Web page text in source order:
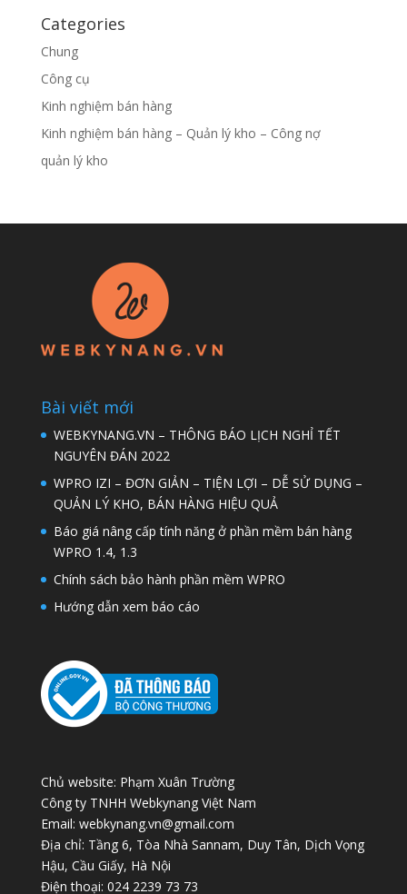
Categories
Chung
Công cụ
Kinh nghiệm bán hàng
Kinh nghiệm bán hàng – Quản lý kho – Công nợ
quản lý kho
Bài viết mới
WEBKYNANG.VN – THÔNG BÁO LỊCH NGHỈ TẾT
NGUYÊN ĐÁN 2022
WPRO IZI – ĐƠN GIẢN – TIỆN LỢI – DỄ SỬ DỤNG –
QUẢN LÝ KHO, BÁN HÀNG HIỆU QUẢ
Báo giá nâng cấp tính năng ở phần mềm bán hàng
WPRO 1.4, 1.3
Chính sách bảo hành phần mềm WPRO
Hướng dẫn xem báo cáo
Chủ website: Phạm Xuân Trường
Công ty TNHH Webkynang Việt Nam
Email: webkynang.vn@gmail.com
Địa chỉ: Tầng 6, Tòa Nhà Sannam, Duy Tân, Dịch Vọng
Hậu, Cầu Giấy, Hà Nội
Điện thoại: 024 2239 73 73